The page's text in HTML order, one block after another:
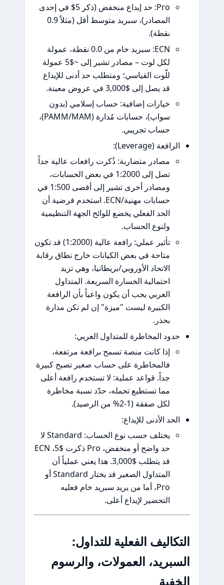
Pro: حد إيداع منخفض (ذكر 5$ في إحدى
المصادر)، سبريد متوسط أقل (مثلاً 0.9
ECN: سبريد خام من 0.0 نقطة، عمولة
لكل لوت – مصادر تشير إلى ~$5 عمولة
للّوت القياسي؛ ومتطلب حد أدنى للإيداع
خيارات إضافية: حساب إسلامي (بدون
سواپ)، حسابات مُدارة (PAMM/MAM)،
مصادر متضاربة: ذُكرت رافعات عالية جداً
تصل إلى 1:2000 في بعض الحسابات،
ومصادر أخرى تشير إلى أقصى 1:500 في
حسابات مهنية/ECN. استخدم فرضية أن
الحد الفعلي يخضع للوائح الجهة التنظيمية
تأثير عملي: رافعة عالية (1:2000) قد تكون
متاحة في بعض الكيانات خارج نطاق رقابة
الاتحاد الأوروبي/بريطانيا، وهي تزيد
احتمالية الخسارة السريعة. المتداول
العربي يجب أن يكون واعياً بأن الرافعة
الكبيرة ليست "ميزة" إن لم تكن مدارة
المخاطرة للمتداول العربي:
إذا كانت منصة تسمح برافعة مرتفعة،
فالمخاطرة على حساب صغير تصبح كبيرة
جداً. قواعد عملية: لا تستخدم رافعة أعلى
مما تستطيع تحمله، حدّد نسبة مخاطرة
الأدنى للإيداع:
يختلف حسب نوع الحساب: Standard لا
حد واضح أو منخفض، Pro ذكرت $5، ECN
قد يتطلب $3,000. هذا يعني عملياً أن
المتداول الصغير قد يختار Standard أو
Pro، أما من يريد سبريد خام فعليه
التحضير لإيداع أعلى.
الفعلية للتداول:
العمولات، والرسوم